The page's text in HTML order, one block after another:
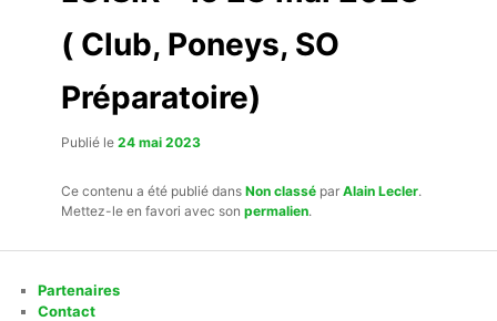
( Club, Poneys, SO
Préparatoire)
Publié le 24 mai 2023
Ce contenu a été publié dans Non classépar Alain Lecler.
Mettez-le en favori avec son permalien.
Partenaires
Contact